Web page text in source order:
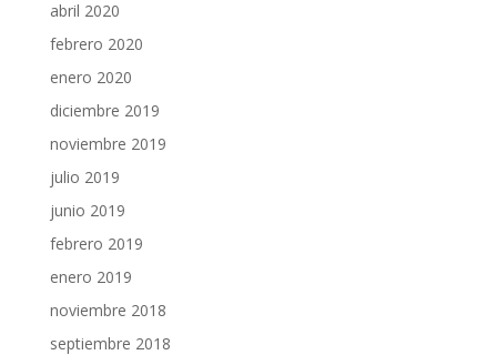
abril 2020
febrero 2020
enero 2020
diciembre 2019
noviembre 2019
julio 2019
junio 2019
febrero 2019
enero 2019
noviembre 2018
septiembre 2018